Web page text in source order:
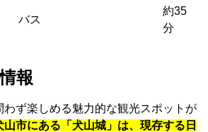
バス
約35
分
報
わず楽しめる魅力的な観光スポットが
山市にある「犬山城」は、現存する日